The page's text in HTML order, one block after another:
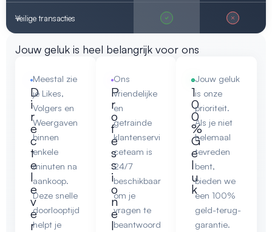
Veilige transacties
Jouw geluk is heel belangrijk voor ons
D
i
r
e
c
t
e
l
e
v
e
r
Meestal zie
je Likes,
Volgers en
Weergaven
binnen
enkele
minuten na
aankoop.
Deze snelle
doorlooptijd
helpt je
P
r
o
f
e
s
s
i
o
n
e
l
Ons
vriendelijke
en
getrainde
klantenservi
ceteam is
24/7
beschikbaar
om je
vragen te
beantwoord
1
0
0
%
G
e
l
u
k
Jouw geluk
is onze
prioriteit.
Als je niet
helemaal
tevreden
bent,
bieden we
een 100%
geld-terug-
garantie.